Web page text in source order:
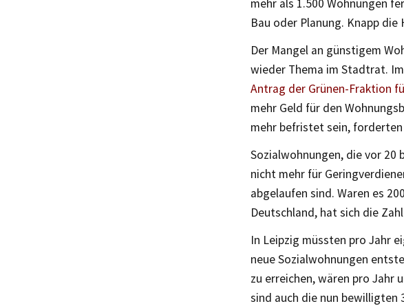
mehr als 1.500 Wohnungen
Bau oder Planung. Knapp
Der Mangel an günstigem
wieder Thema im Stadtrat.
Antrag der Grünen-Fraktion
mehr Geld für den
mehr befristet sein, forderten
Sozialwohnungen, die vor
nicht mehr für
abgelaufen sind. Waren es
Deutschland, hat sich die
In Leipzig müssten pro Jahr
neue Sozialwohnungen
zu erreichen, wären pro Jahr
sind auch die nun